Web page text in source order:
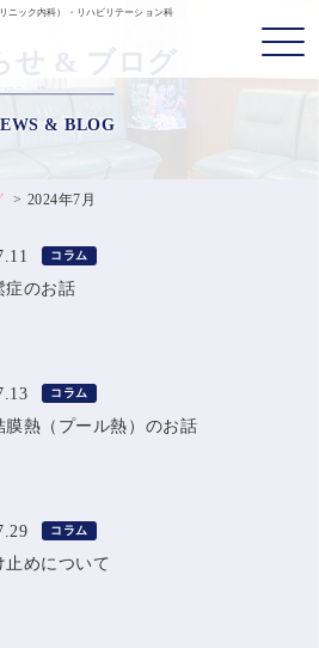
ニック内科）・リハビリテーション科
せ & ブログ
& BLOG
2024年7月
コラム
症のお話
コラム
膜熱（プール熱）のお話
コラム
止めについて